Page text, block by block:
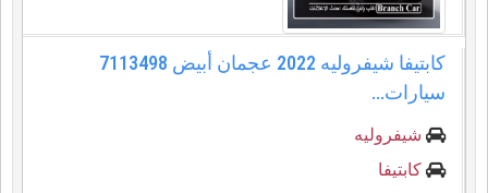
كابتيفا شيفروليه 2022 عجمان أبيض 7113498
سيارات...
شيفروليه
كابتيفا